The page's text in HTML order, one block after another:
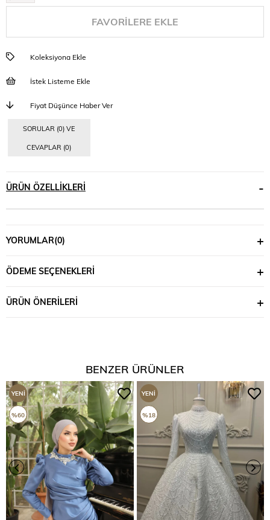
FAVORILERE EKLE
Koleksiyona Ekle
İstek Listeme Ekle
Fiyat Düşünce Haber Ver
SORULAR (0) VE
CEVAPLAR (0)
ÜRÜN ÖZELLIKLERI
YORUMLAR(0)
ÖDEME SEÇENEKLERI
ÜRÜN ÖNERILERI
BENZER ÜRÜNLER
YENI
ÜRÜN
%60
YENI
ÜRÜN
%18